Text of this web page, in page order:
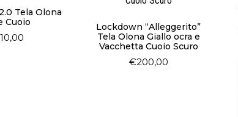
Tela Olona
Cuoio
Lockdown “Alleggerito”
Tela Olona Giallo ocra e
Vacchetta Cuoio Scuro
€200,00